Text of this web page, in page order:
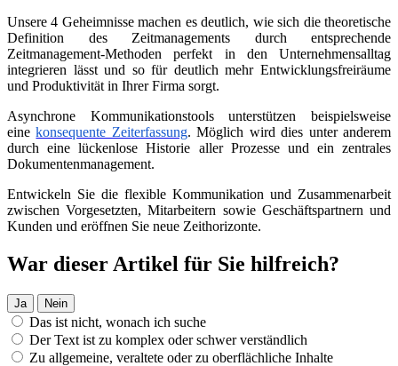
Unsere 4 Geheimnisse machen es deutlich, wie sich die theoretische
Definition des Zeitmanagements durch entsprechende
Zeitmanagement-Methodenperfekt in den Unternehmensalltag
integrieren lässtund so für deutlich mehr Entwicklungsfreiräume
und Produktivität in Ihrer Firma sorgt.
Asynchrone Kommunikationstools unterstützen beispielsweise
einekonsequente Zeiterfassung. Möglich wird dies unter anderem
durch eine lückenloseHistorie aller Prozesseund ein zentrales
Dokumentenmanagement.
Entwickeln Sie die flexible Kommunikation und Zusammenarbeit
zwischenVorgesetzten,Mitarbeitern sowie Geschäftspartnern und
Kunden und eröffnen Sie neue Zeithorizonte.
War dieser Artikel für Sie hilfreich?
Ja Nein
Das ist nicht, wonach ich suche
Der Text ist zu komplex oder schwer verständlich
Zu allgemeine, veraltete oder zu oberflächliche Inhalte